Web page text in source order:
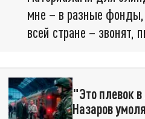
мне – в разные фонды,
всей стране –
"Это плевок
Назаров